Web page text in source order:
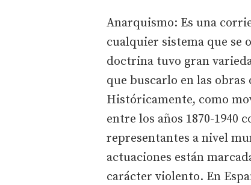
Anarquismo: Es una
cualquier sistema que se
doctrina tuvo gran
que buscarlo en las obras
Históricamente, como
entre los años 1870-1940
representantes a nivel
actuaciones están
carácter violento. En